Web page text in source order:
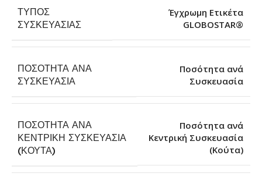
ΤΎΠΟΣ
ΣΥΣΚΕΥΑΣΊΑΣ
Έγχρωμη Ετικέτα
GLOBOSTAR®
ΠΟΣΌΤΗΤΑ ΑΝΆ
ΣΥΣΚΕΥΑΣΊΑ
Ποσότητα ανά
Συσκευασία
ΠΟΣΌΤΗΤΑ ΑΝΆ
ΚΕΝΤΡΙΚΉ ΣΥΣΚΕΥΑΣΊΑ
(ΚΟΎΤΑ)
Ποσότητα ανά
Κεντρική Συσκευασία
(Κούτα)